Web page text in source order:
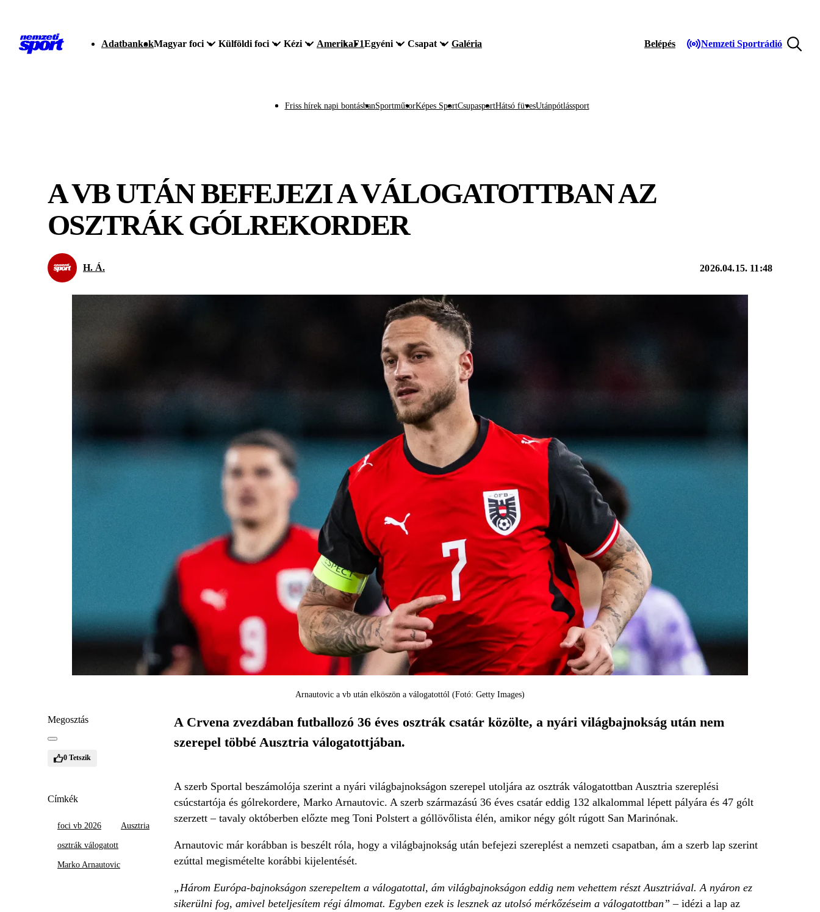
AdatbankokMagyar foci Külföldi foci Kézi AmerikaF1Egyéni Csapat Galéria Belépés Nemzeti Sportrádió
Friss hírek napi bontásbanSportműsorKépes SportCsupasportHátsó füvesUtánpótlássport
A VB UTÁN BEFEJEZI A VÁLOGATOTTBAN AZ
OSZTRÁK GÓLREKORDER
H. Á. 2026.04.15. 11:48
Arnautovic a vb után elköszön a válogatottól (Fotó: Getty Images)
Megosztás
0 Tetszik
Címkék
foci vb 2026 Ausztria
osztrák válogatott
Marko Arnautovic
A Crvena zvezdában futballozó 36 éves osztrák csatár közölte, a nyári világbajnokság után nem
szerepel többé Ausztria válogatottjában.
A szerb Sportal beszámolója szerint a nyári világbajnokságon szerepel utoljára az osztrák válogatottban Ausztria szereplési
csúcstartója és gólrekordere, Marko Arnautovic. A szerb származású 36 éves csatár eddig 132 alkalommal lépett pályára és 47 gólt
szerzett – tavaly októberben előzte meg Toni Polstert a góllövőlista élén, amikor négy gólt rúgott San Marinónak.
Arnautovic már korábban is beszélt róla, hogy a világbajnokság után befejezi szereplést a nemzeti csapatban, ám a szerb lap szerint
ezúttal megismételte korábbi kijelentését.
„Három Európa-bajnokságon szerepeltem a válogatottal, ám világbajnokságon eddig nem vehettem részt Ausztriával. A nyáron ez
sikerülni fog, amivel beteljesítem régi álmomat. Egyben ezek is lesznek az utolsó mérkőzéseim a válogatottban” – idézi a lap az